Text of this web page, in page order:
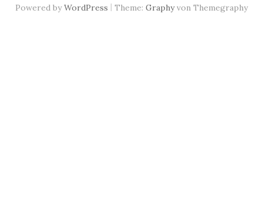
Powered byWordPress | Theme: Graphyvon Themegraphy